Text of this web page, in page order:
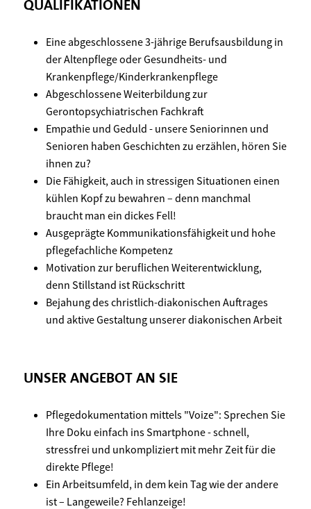
QUALIFIKATIONEN
Eine abgeschlossene 3-jährige Berufsausbildung in
der Altenpflege oder Gesundheits- und
Krankenpflege/Kinderkrankenpflege
Abgeschlossene Weiterbildung zur
Gerontopsychiatrischen Fachkraft
Empathie und Geduld - unsere Seniorinnen und
Senioren haben Geschichten zu erzählen, hören Sie
ihnen zu?
Die Fähigkeit, auch in stressigen Situationen einen
kühlen Kopf zu bewahren – denn manchmal
braucht man ein dickes Fell!
Ausgeprägte Kommunikationsfähigkeit und hohe
pflegefachliche Kompetenz
Motivation zur beruflichen Weiterentwicklung,
denn Stillstand ist Rückschritt
Bejahung des christlich-diakonischen Auftrages
und aktive Gestaltung unserer diakonischen Arbeit
UNSER ANGEBOT AN SIE
Pflegedokumentation mittels "Voize": Sprechen Sie
Ihre Doku einfach ins Smartphone - schnell,
stressfrei und unkompliziert mit mehr Zeit für die
direkte Pflege!
Ein Arbeitsumfeld, in dem kein Tag wie der andere
ist – Langeweile? Fehlanzeige!